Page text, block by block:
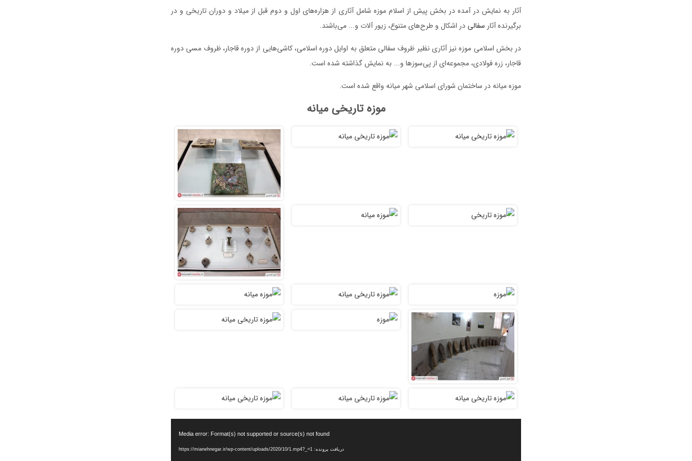
آثار به نمایش در آمده در بخش پیش از اسلام موزه شامل آثاری از هزاره‌های اول و دوم قبل از میلاد و دوران تاریخی و در
برگیرنده آثار سفالی در اشکال و طرح‌های متنوع، زیور آلات و... می‌باشند.
در بخش اسلامی موزه نیز آثاری نظیر ظروف سفالی متعلق به اوایل دوره اسلامی، کاشی‌هایی از دوره قاجار، ظروف مسی دوره
قاجار، زره فولادی، مجموعه‌ای از پی‌سوزها و... به نمایش گذاشته شده است.
موزه میانه در ساختمان شورای اسلامی شهر میانه واقع شده است.
موزه تاریخی میانه
Media error: Format(s) not supported or source(s) not found
دریافت پرونده: https://mianehnegar.ir/wp-content/uploads/2020/10/1.mp4?_=1